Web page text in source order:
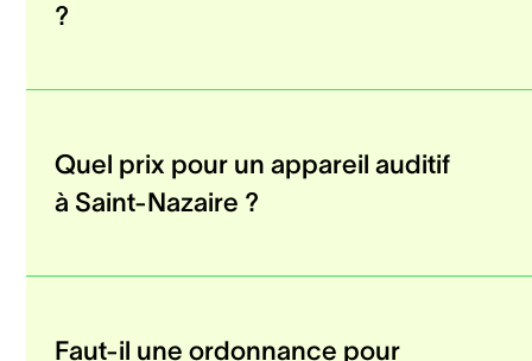
?
Quel prix pour un appareil auditif
à Saint-Nazaire ?
Faut-il une ordonnance pour